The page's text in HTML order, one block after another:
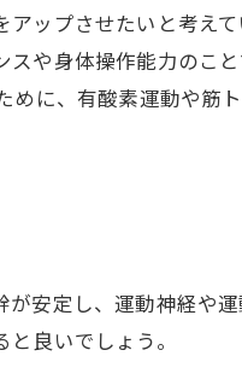
ップさせたいと考え
や身体操作能力のこ
に、有酸素運動や
安定し、運動神経や
良いでしょう。